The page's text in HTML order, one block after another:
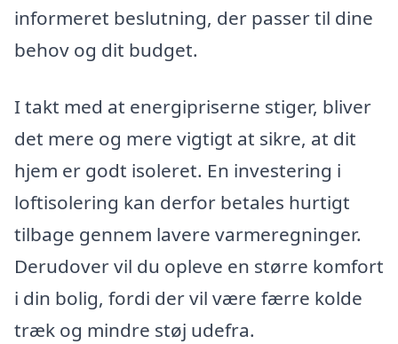
informeret beslutning, der passer til dine
behov og dit budget.
I takt med at energipriserne stiger, bliver
det mere og mere vigtigt at sikre, at dit
hjem er godt isoleret. En investering i
loftisolering kan derfor betales hurtigt
tilbage gennem lavere varmeregninger.
Derudover vil du opleve en større komfort
i din bolig, fordi der vil være færre kolde
træk og mindre støj udefra.